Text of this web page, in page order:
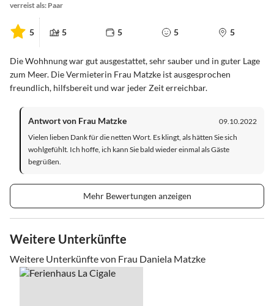
verreist als: Paar
5 5 5 5 5
Die Wohhnung war gut ausgestattet, sehr sauber und in guter Lage
zum Meer. Die Vermieterin Frau Matzke ist ausgesprochen
freundlich, hilfsbereit und war jeder Zeit erreichbar.
Antwort von Frau Matzke
09.10.2022
Vielen lieben Dank für die netten Wort. Es klingt, als hätten Sie sich
wohlgefühlt. Ich hoffe, ich kann Sie bald wieder einmal als Gäste
begrüßen.
Mehr Bewertungen anzeigen
Weitere Unterkünfte
Weitere Unterkünfte von Frau Daniela Matzke